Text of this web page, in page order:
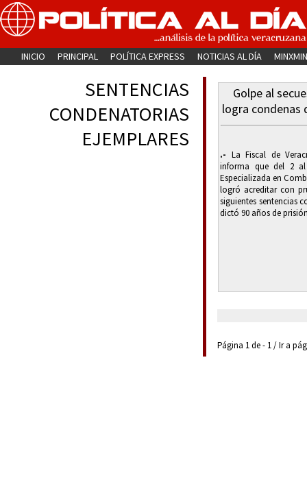
INICIO PRINCIPAL POLÍTICA EXPRESS NOTICIAS AL DÍA
SENTENCIAS
CONDENATORIAS
EJEMPLARES
Golpe al
logra condenas
.- La Fiscal de
informa que del 2
Especializada en
logró acreditar con
siguientes sentencias
dictó 90 años de
Página 1 de - 1 / Ir a